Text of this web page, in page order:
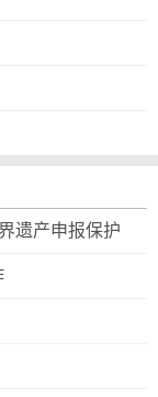
遗产申报保护